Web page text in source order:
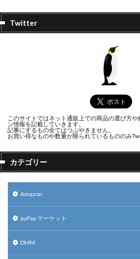
Twitter
このサイトではネット通販上での商品の選び方
ン情報を記載していきます。
記事にするもの全てはつぶやきません。
お買い得なものや数量が限られているもののみ
カテゴリー
Amazon
auPay マーケット
DMM